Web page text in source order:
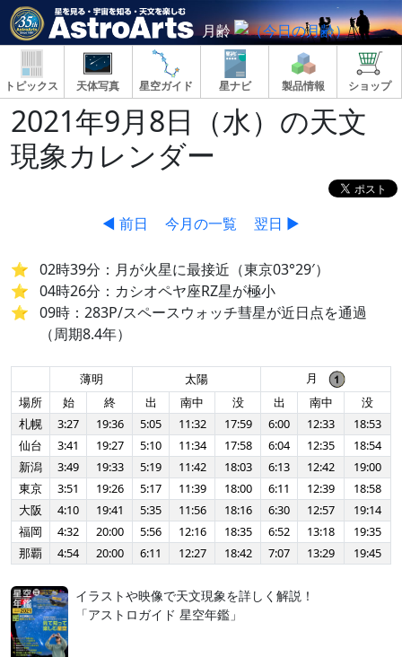
月齢
トピックス 天体写真 星空ガイド 星ナビ 製品情報 ショップ
2021年9月8日（水）の天文
現象カレンダー
◀ 前日 今月の一覧 翌日 ▶
02時39分：月が火星に最接近（東京03°29′）
04時26分：カシオペヤ座RZ星が極小
09時：283P/スペースウォッチ彗星が近日点を通過
（周期8.4年）
薄明 太陽
月
場所
始 終 出 南中 没 出 南中
没
札幌
3:27 19:36 5:05 11:32 17:59 6:00 12:33
18:53
仙台
3:41 19:27 5:10 11:34 17:58 6:04 12:35
18:54
新潟
3:49 19:33 5:19 11:42 18:03 6:13 12:42
19:00
東京
3:51 19:26 5:17 11:39 18:00 6:11 12:39
18:58
大阪
4:10 19:41 5:35 11:56 18:16 6:30 12:57
19:14
福岡
4:32 20:00 5:56 12:16 18:35 6:52 13:18
19:35
那覇
4:54 20:00 6:11 12:27 18:42 7:07 13:29 19:45
イラストや映像で天文現象を詳しく解説！
「アストロガイド 星空年鑑」